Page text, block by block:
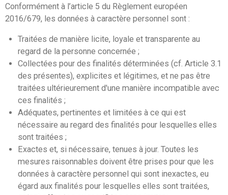
Conformément à l’article 5 du Règlement européen
2016/679, les données à caractère personnel sont :
Traitées de manière licite, loyale et transparente au
regard de la personne concernée ;
Collectées pour des finalités déterminées (cf. Article 3.1
des présentes), explicites et légitimes, et ne pas être
traitées ultérieurement d'une manière incompatible avec
ces finalités ;
Adéquates, pertinentes et limitées à ce qui est
nécessaire au regard des finalités pour lesquelles elles
sont traitées ;
Exactes et, si nécessaire, tenues à jour. Toutes les
mesures raisonnables doivent être prises pour que les
données à caractère personnel qui sont inexactes, eu
égard aux finalités pour lesquelles elles sont traitées,